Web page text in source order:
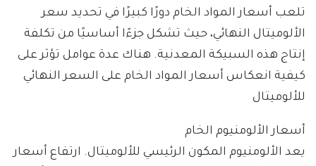
تلعب أسعار المواد الخام دورًا كبيرًا في تحديد سعر
الألوميتال النهائي، حيث تشكل جزءًا أساسيًا من تكلفة
إنتاج هذه السبيكة المعدنية. هناك عدة عوامل تؤثر على
كيفية انعكاس أسعار المواد الخام على السعر النهائي
للألوميتال
أسعار الألومنيوم الخام
يعد الألومنيوم المكون الرئيسي للألوميتال. ارتفاع أسعار